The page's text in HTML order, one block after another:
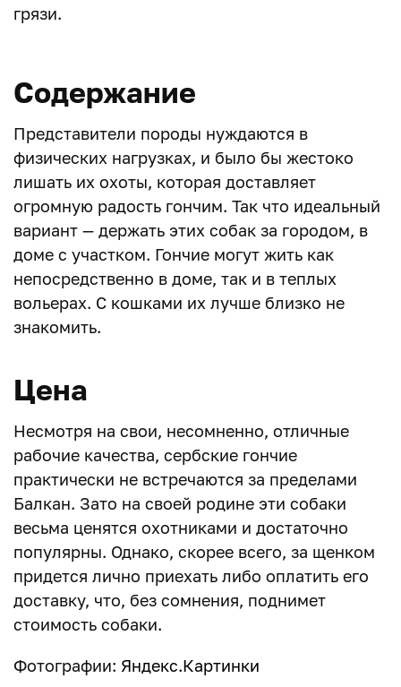
грязи.
Содержание
Представители породы нуждаются в
физических нагрузках, и было бы жестоко
лишать их охоты, которая доставляет
огромную радость гончим. Так что идеальный
вариант — держать этих собак за городом, в
доме с участком. Гончие могут жить как
непосредственно в доме, так и в теплых
вольерах. С кошками их лучше близко не
знакомить.
Цена
Несмотря на свои, несомненно, отличные
рабочие качества, сербские гончие
практически не встречаются за пределами
Балкан. Зато на своей родине эти собаки
весьма ценятся охотниками и достаточно
популярны. Однако, скорее всего, за щенком
придется лично приехать либо оплатить его
доставку, что, без сомнения, поднимет
стоимость собаки.
Фотографии: Яндекс.Картинки